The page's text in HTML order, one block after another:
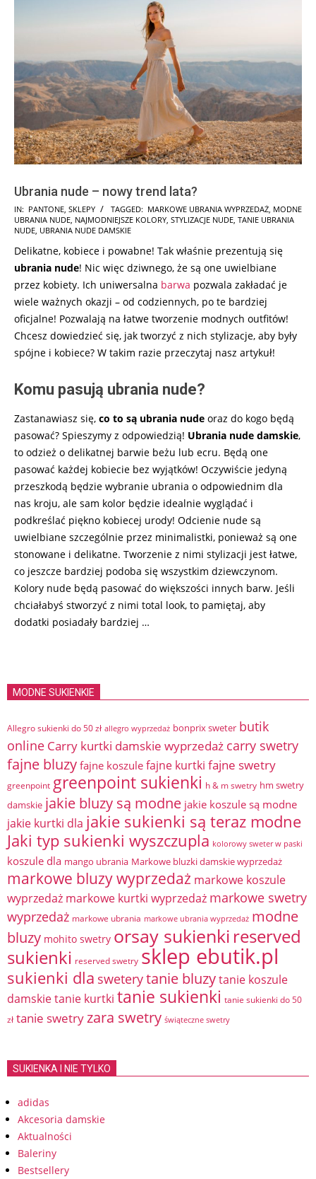
Ubrania nude – nowy trend lata?
2025-
03-
IN: PANTONE SKLEPY TAGGED: MARKOWE UBRANIA WYPRZEDAŻ MODNE
UBRANIA NUDE NAJMODNIEJSZE KOLORY STYLIZACJE NUDE TANIE UBRANIA
NUDE UBRANIA NUDE DAMSKIE
Delikatne, kobiece i powabne! Tak właśnie prezentują się
ubrania nude! Nic więc dziwnego, że są one uwielbiane
przez kobiety. Ich uniwersalna barwa pozwala zakładać je
wiele ważnych okazji – od codziennych, po te bardziej
oficjalne! Pozwalają na łatwe tworzenie modnych outfitów!
Chcesz dowiedzieć się, jak tworzyć z nich stylizacje, aby były
spójne i kobiece? W takim razie przeczytaj nasz artykuł!
Komu pasują ubrania nude?
Zastanawiasz się, co to są ubrania nude oraz do kogo będą
pasować? Spieszymy z odpowiedzią! Ubrania nude damskie,
to odzież o delikatnej barwie beżu lub ecru. Będą one
pasować każdej kobiecie bez wyjątków! Oczywiście jedyną
przeszkodą będzie wybranie ubrania o odpowiednim dla
nas kroju, ale sam kolor będzie idealnie wyglądać i
podkreślać piękno kobiecej urody! Odcienie nude są
uwielbiane szczególnie przez minimalistki, ponieważ są one
stonowane i delikatne. Tworzenie z nimi stylizacji jest łatwe,
co jeszcze bardziej podoba się wszystkim dziewczynom.
Kolory nude będą pasować do większości innych barw. Jeśli
chciałabyś stworzyć z nimi total look, to pamiętaj, aby
dodatki posiadały bardziej …
MODNE SUKIENKIE
Allegro sukienki do 50 zł allegro wyprzedaż bonprix sweter butik
online Carry kurtki damskie wyprzedaż carry swetry
fajne bluzy fajne koszule fajne kurtki fajne swetry
greenpoint greenpoint sukienki h & m swetry hm swetry
damskie jakie bluzy są modne jakie koszule są modne
jakie kurtki dla jakie sukienki są teraz modne
Jaki typ sukienki wyszczupla kolorowy sweter w paski
koszule dla mango ubrania Markowe bluzki damskie wyprzedaż
markowe bluzy wyprzedaż markowe koszule
wyprzedaż markowe kurtki wyprzedaż markowe swetry
wyprzedaż markowe ubrania markowe ubrania wyprzedaż modne
bluzy mohito swetry orsay sukienki reserved
sukienki reserved swetry sklep ebutik.pl
sukienki dla sweterytanie bluzytanie koszule
damskietanie kurtki tanie sukienki tanie sukienki do 50
zł tanie swetryzara swetry świąteczne swetry
SUKIENKA I NIE TYLKO
adidas
Akcesoria damskie
Aktualności
Baleriny
Bestsellery